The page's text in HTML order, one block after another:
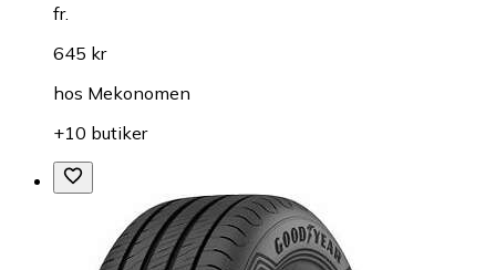
fr.
645 kr
hos Mekonomen
+10 butiker